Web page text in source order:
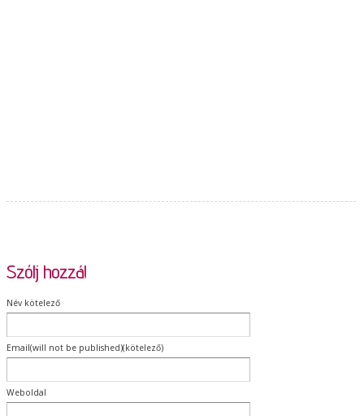
Szólj hozzá!
Név kötelező
Email(will not be published)(kötelező)
Weboldal